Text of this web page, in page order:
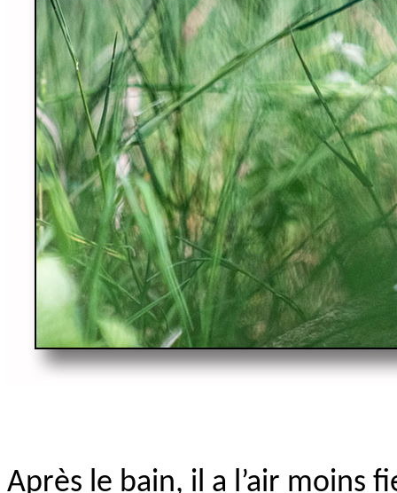
Après le bain, il a l’air moins